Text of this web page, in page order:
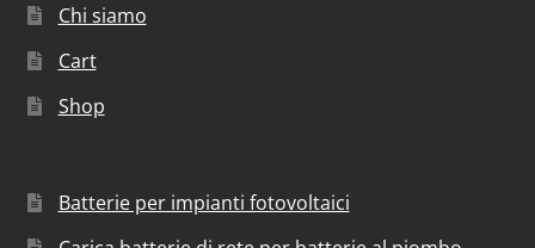
Chi siamo
Cart
Shop
Batterie per impianti fotovoltaici